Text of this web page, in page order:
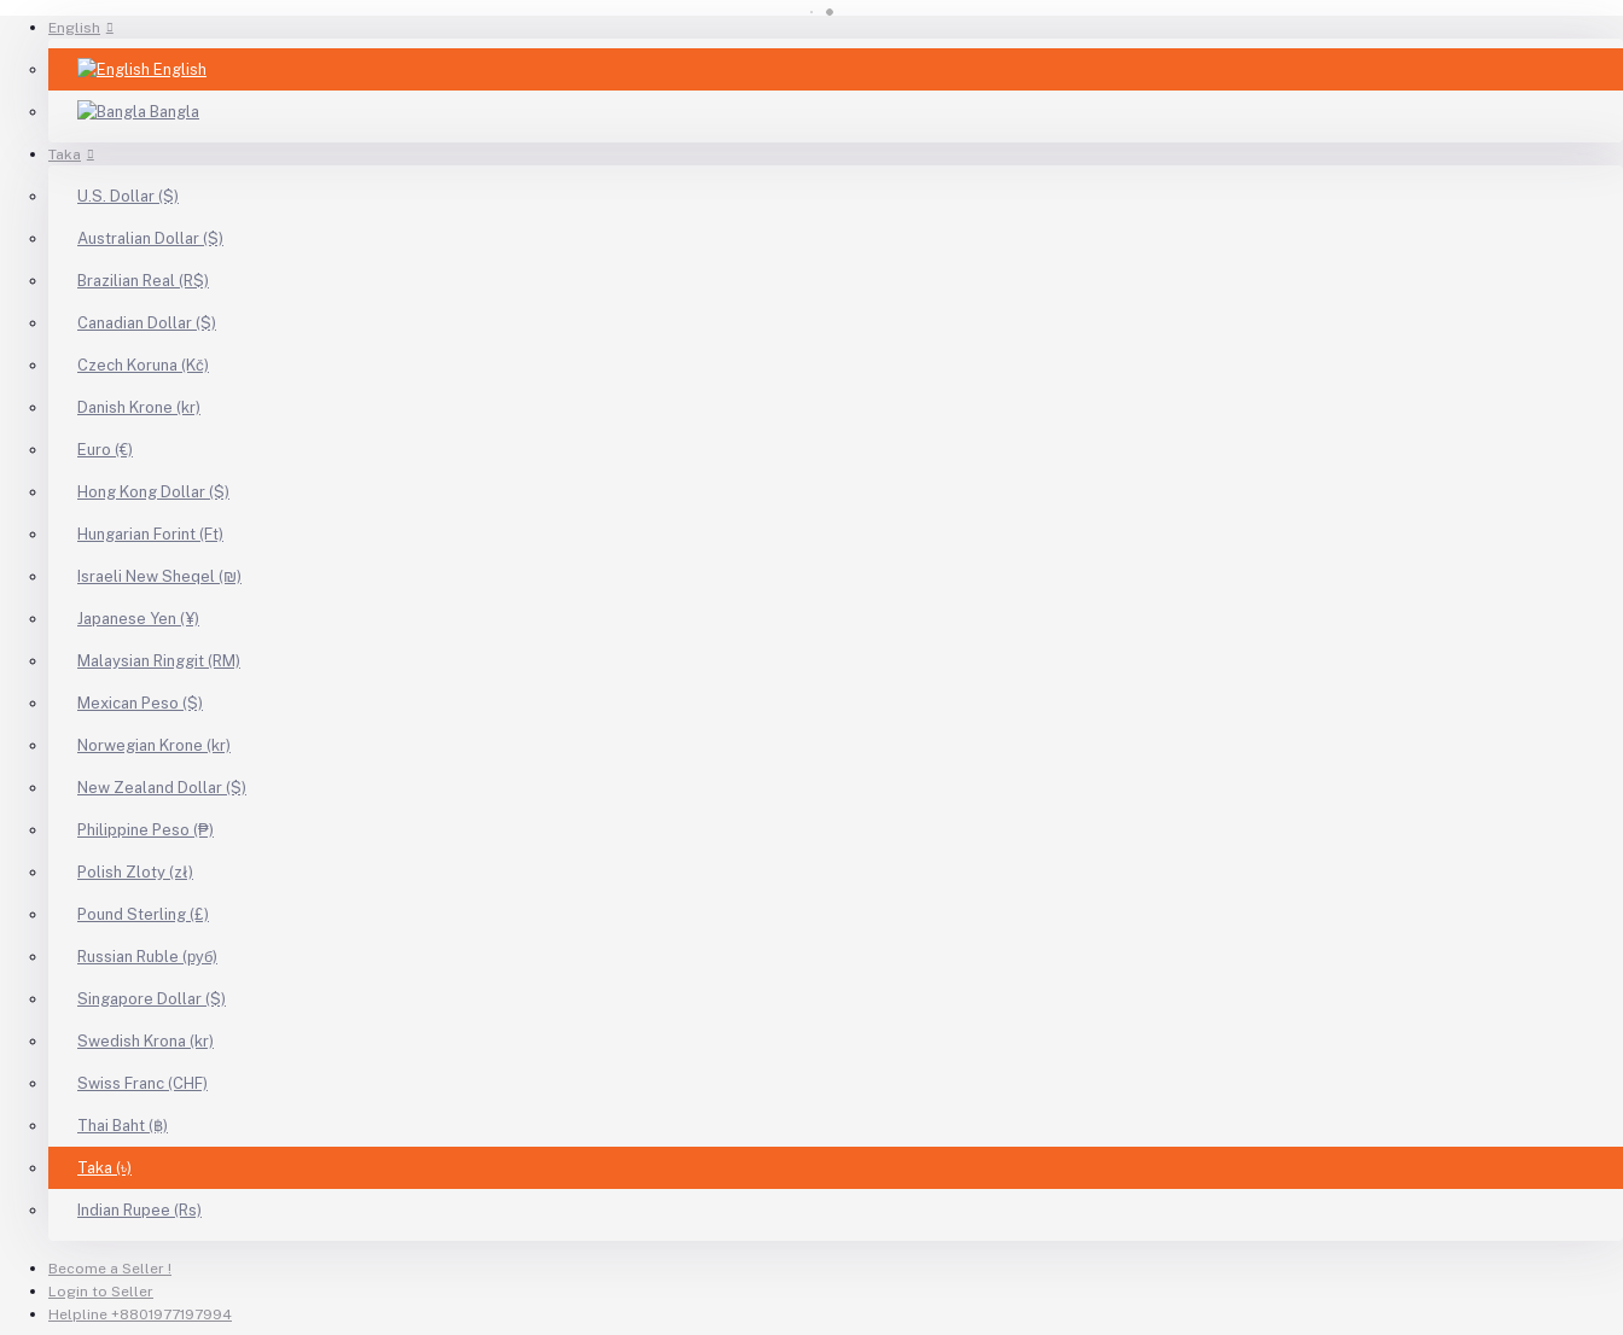
English
English
Bangla
Taka
U.S. Dollar ($)
Australian Dollar ($)
Brazilian Real (R$)
Canadian Dollar ($)
Czech Koruna (Kč)
Danish Krone (kr)
Euro (€)
Hong Kong Dollar ($)
Hungarian Forint (Ft)
Israeli New Sheqel (₪)
Japanese Yen (¥)
Malaysian Ringgit (RM)
Mexican Peso ($)
Norwegian Krone (kr)
New Zealand Dollar ($)
Philippine Peso (₱)
Polish Zloty (zł)
Pound Sterling (£)
Russian Ruble (руб)
Singapore Dollar ($)
Swedish Krona (kr)
Swiss Franc (CHF)
Thai Baht (฿)
Taka (৳)
Indian Rupee (Rs)
Become a Seller !
Login to Seller
Helpline +8801977197994